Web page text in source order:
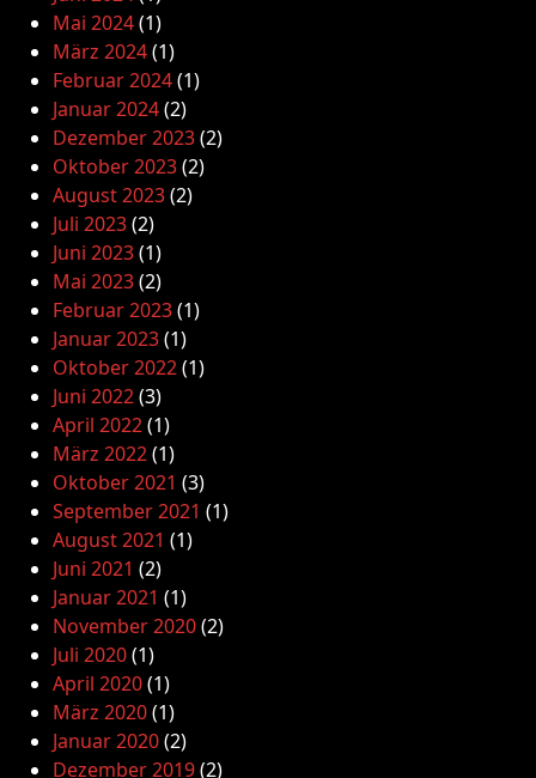
Mai 2024(1)
März 2024(1)
Februar 2024(1)
Januar 2024(2)
Dezember 2023(2)
Oktober 2023(2)
August 2023(2)
Juli 2023(2)
Juni 2023(1)
Mai 2023(2)
Februar 2023(1)
Januar 2023(1)
Oktober 2022(1)
Juni 2022(3)
April 2022(1)
März 2022(1)
Oktober 2021 (3)
September 2021 (1)
August 2021 (1)
Juni 2021 (2)
Januar 2021 (1)
November 2020(2)
Juli 2020(1)
April 2020(1)
März 2020(1)
Januar 2020(2)
Dezember 2019(2)